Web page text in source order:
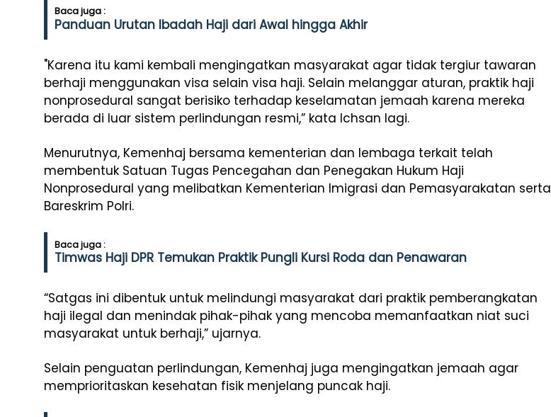
Baca juga :
Panduan Urutan Ibadah Haji dari Awal hingga Akhir
"Karena itu kami kembali mengingatkan masyarakat agar tidak tergiur tawaran
berhaji menggunakan visa selain visa haji. Selain melanggar aturan, praktik haji
nonprosedural sangat berisiko terhadap keselamatan jemaah karena mereka
berada di luar sistem perlindungan resmi,” kata Ichsan lagi.
Menurutnya, Kemenhaj bersama kementerian dan lembaga terkait telah
membentuk Satuan Tugas Pencegahan dan Penegakan Hukum Haji
Nonprosedural yang melibatkan Kementerian Imigrasi dan Pemasyarakatan serta
Bareskrim Polri.
Baca juga :
Timwas Haji DPR Temukan Praktik Pungli Kursi Roda dan Penawaran
“Satgas ini dibentuk untuk melindungi masyarakat dari praktik pemberangkatan
haji ilegal dan menindak pihak-pihak yang mencoba memanfaatkan niat suci
masyarakat untuk berhaji,” ujarnya.
Selain penguatan perlindungan, Kemenhaj juga mengingatkan jemaah agar
memprioritaskan kesehatan fisik menjelang puncak haji.